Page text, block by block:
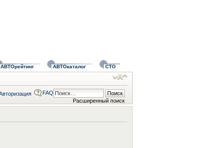
АВТОрейтинг АВТОкаталог СТО
Расширенный поиск
FAQ